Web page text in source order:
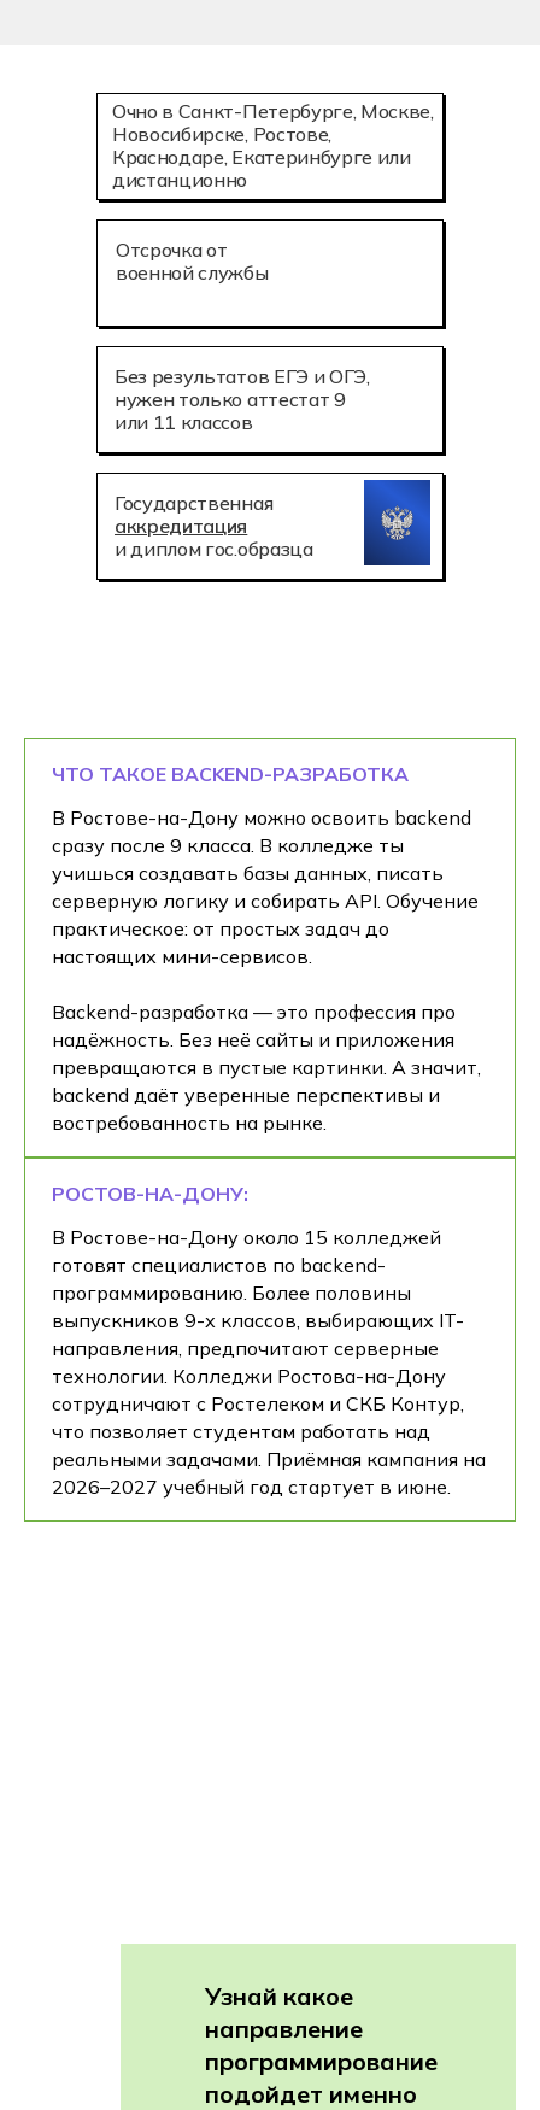
Государственная
аккредитация
и диплом гос.образца
Отсрочка от
военной службы
Без результатов ЕГЭ и ОГЭ,
нужен только аттестат 9
или 11 классов
Очно в Санкт-Петербурге, Москве,
Новосибирске, Ростове,
Краснодаре, Екатеринбурге или
дистанционно
ЧТО ТАКОЕ BACKEND-РАЗРАБОТКА
В Ростове-на-Дону можно освоить backend
сразу после 9 класса. В колледже ты
учишься создавать базы данных, писать
серверную логику и собирать API. Обучение
практическое: от простых задач до
настоящих мини-сервисов.
Backend-разработка — это профессия про
надёжность. Без неё сайты и приложения
превращаются в пустые картинки. А значит,
backend даёт уверенные перспективы и
востребованность на рынке.
РОСТОВ-НА-ДОНУ:
В Ростове-на-Дону около 15 колледжей
готовят специалистов по backend-
программированию. Более половины
выпускников 9-х классов, выбирающих IT-
направления, предпочитают серверные
технологии. Колледжи Ростова-на-Дону
сотрудничают с Ростелеком и СКБ Контур,
что позволяет студентам работать над
реальными задачами. Приёмная кампания на
2026–2027 учебный год стартует в июне.
Узнай какое
направление
программирование
подойдет именно